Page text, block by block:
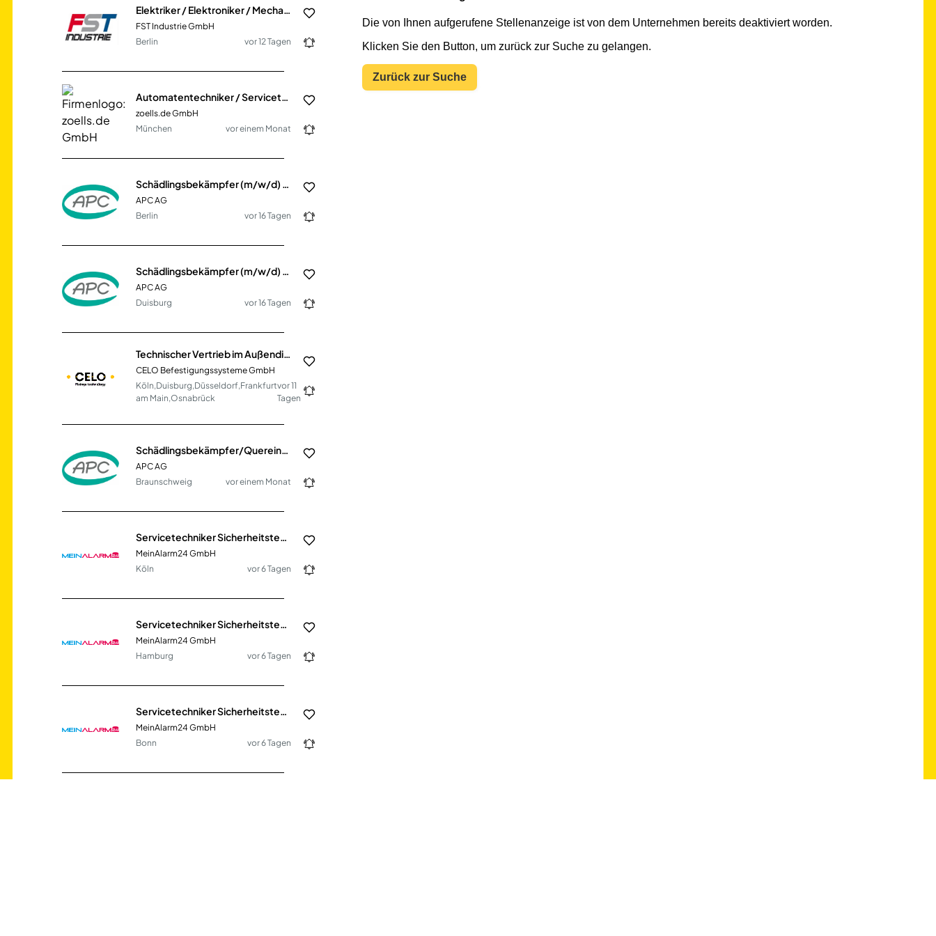
Elektriker / Elektroniker / Mechatroniker (m/w/d) Vollzeit oder Teilzeit
FST Industrie GmbH
Berlin
vor 12 Tagen
zoells.de GmbH
München
vor einem Monat
APC AG
Berlin
vor 16 Tagen
APC AG
Duisburg
vor 16 Tagen
Technischer Vertrieb im Außendienst (m/w/d) – Gebiet West
CELO Befestigungssysteme GmbH
Köln,Duisburg,Düsseldorf,Frankfurt
am Main,Osnabrück
vor 11
Tagen
Schädlingsbekämpfer/Quereinsteiger (m/w/d) oder Biologe (m/w/d) im Außendienst - Großraum Göttingen und Braunschweig
APC AG
Braunschweig
vor einem Monat
MeinAlarm24 GmbH
Köln
vor 6 Tagen
MeinAlarm24 GmbH
Hamburg
vor 6 Tagen
MeinAlarm24 GmbH
Bonn
vor 6 Tagen